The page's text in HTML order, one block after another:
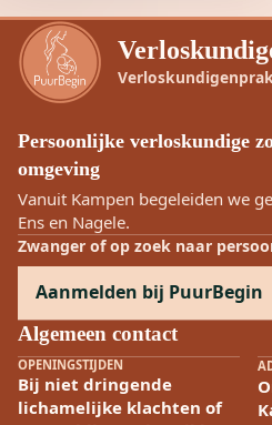
Persoonlijke verloskundige
omgeving
Vanuit Kampen begeleiden we
Ens en Nagele.
Zwanger of op zoek naar
Aanmelden bij PuurBegin
Algemeen contact
OPENINGSTIJDEN
Bij niet dringende
lichamelijke klachten of